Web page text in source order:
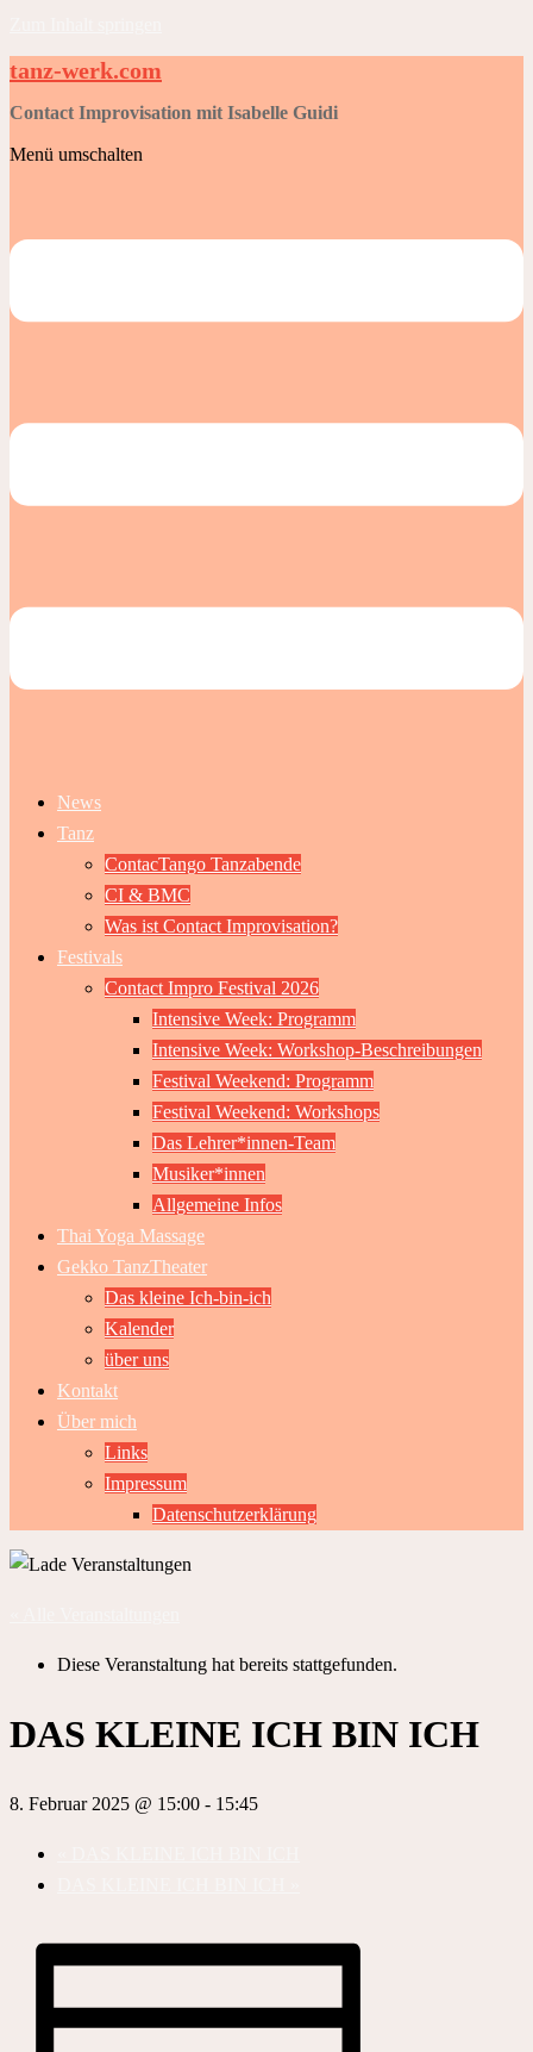
tanz-werk.com
Contact Improvisation mit Isabelle Guidi
Menü umschalten
News
Tanz
ContacTango Tanzabende
CI & BMC
Was ist Contact Improvisation?
Festivals
Contact Impro Festival 2026
Intensive Week: Programm
Intensive Week: Workshop-Beschreibungen
Festival Weekend: Programm
Festival Weekend: Workshops
Das Lehrer*innen-Team
Musiker*innen
Allgemeine Infos
Thai Yoga Massage
Gekko TanzTheater
Das kleine Ich-bin-ich
Kalender
über uns
Kontakt
Über mich
Links
Impressum
Datenschutzerklärung
Diese Veranstaltung hat bereits stattgefunden.
DAS KLEINE ICH BIN ICH
8. Februar 2025 @ 15:00 - 15:45